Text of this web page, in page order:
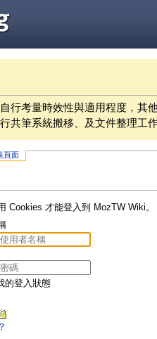
行考量時效性與適用程度，其
共筆系統搬移、及文件整理工
頁面
Cookies 才能登入到 MozTW Wiki。
的登入狀態